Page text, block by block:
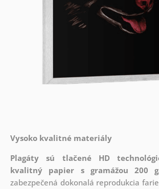
Vysoko kvalitné materiály
Plagáty sú tlačené HD
kvalitný papier s gramážou 200
zabezpečená dokonalá reprodukcia